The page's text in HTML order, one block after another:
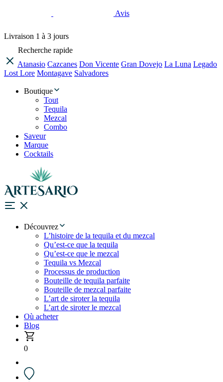
Avis
Livraison 1 à 3 jours
Recherche rapide
Atanasio Cazcanes Don Vicente Gran Dovejo La Luna Legado
Lost Lore Montagave Salvadores
Boutique
Tout
Tequila
Mezcal
Combo
Saveur
Marque
Cocktails
Découvrez
L’histoire de la tequila et du mezcal
Qu’est-ce que la tequila
Qu’est-ce que le mezcal
Tequila vs Mezcal
Processus de production
Bouteille de tequila parfaite
Bouteille de mezcal parfaite
L’art de siroter la tequila
L’art de siroter le mezcal
Où acheter
Blog
0